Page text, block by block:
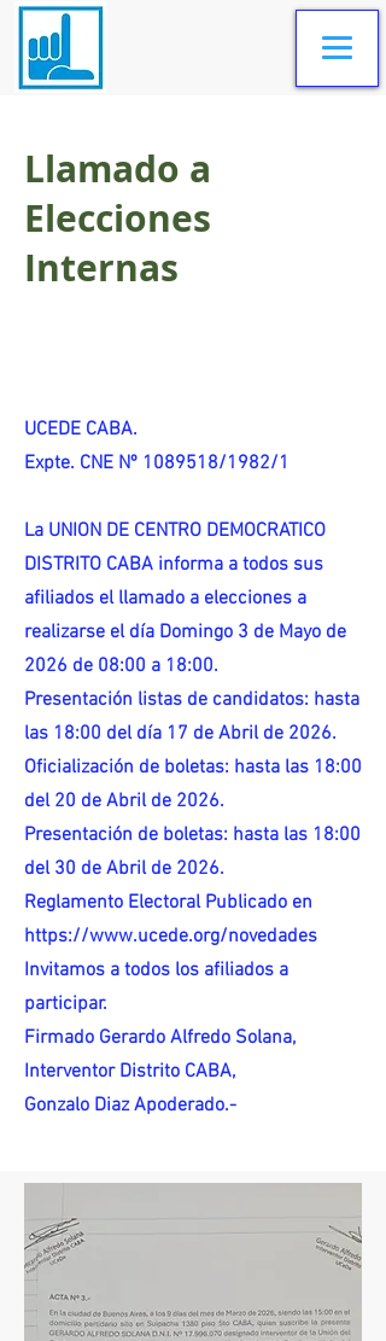
Llamado a
Elecciones
Internas
UCEDE CABA.
Expte. CNE Nº 1089518/1982/1
La UNION DE CENTRO DEMOCRATICO
DISTRITO CABA informa a todos sus
afiliados el llamado a elecciones a
realizarse el día Domingo 3 de Mayo de
2026 de 08:00 a 18:00.
Presentación listas de candidatos: hasta
las 18:00 del día 17 de Abril de 2026.
Oficialización de boletas: hasta las 18:00
del 20 de Abril de 2026.
Presentación de boletas: hasta las 18:00
del 30 de Abril de 2026.
Reglamento Electoral Publicado en
https://www.ucede.org/novedades
Invitamos a todos los afiliados a
participar.
Firmado Gerardo Alfredo Solana,
Interventor Distrito CABA,
Gonzalo Diaz Apoderado.-